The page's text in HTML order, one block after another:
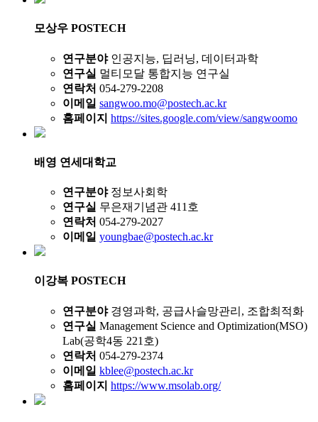
모상우 POSTECH
연구분야 인공지능, 딥러닝, 데이터과학
연구실 멀티모달 통합지능 연구실
연락처 054-279-2208
이메일 sangwoo.mo@postech.ac.kr
홈페이지 https://sites.google.com/view/sangwoomo
배영 연세대학교
연구분야 정보사회학
연구실 무은재기념관 411호
연락처 054-279-2027
이메일 youngbae@postech.ac.kr
이강복 POSTECH
연구분야 경영과학, 공급사슬망관리, 조합최적화
연구실 Management Science and Optimization(MSO)
Lab(공학4동 221호)
연락처 054-279-2374
이메일 kblee@postech.ac.kr
홈페이지 https://www.msolab.org/